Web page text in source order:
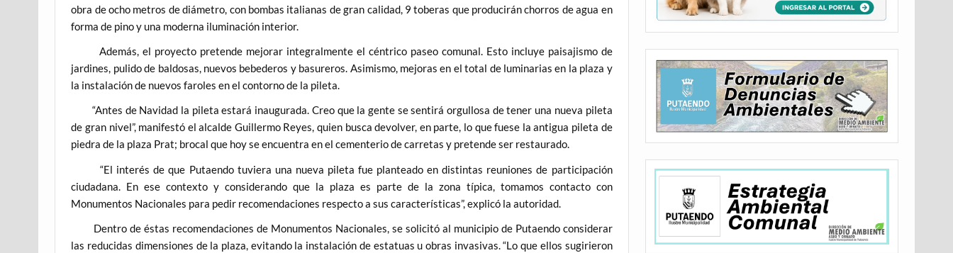
obra de ocho metros de diámetro, con bombas italianas de gran calidad, 9 toberas que producirán chorros de agua en
forma de pino y una moderna iluminación interior.
Además, el proyecto pretende mejorar integralmente el céntrico paseo comunal. Esto incluye paisajismo de
jardines, pulido de baldosas, nuevos bebederos y basureros. Asimismo, mejoras en el total de luminarias en la plaza y
la instalación de nuevos faroles en el contorno de la pileta.
“Antes de Navidad la pileta estará inaugurada. Creo que la gente se sentirá orgullosa de tener una nueva pileta
de gran nivel”, manifestó el alcalde Guillermo Reyes, quien busca devolver, en parte, lo que fuese la antigua pileta de
piedra de la plaza Prat; brocal que hoy se encuentra en el cementerio de carretas y pretende ser restaurado.
“El interés de que Putaendo tuviera una nueva pileta fue planteado en distintas reuniones de participación
ciudadana. En ese contexto y considerando que la plaza es parte de la zona típica, tomamos contacto con
Monumentos Nacionales para pedir recomendaciones respecto a sus características”, explicó la autoridad.
Dentro de éstas recomendaciones de Monumentos Nacionales, se solicitó al municipio de Putaendo considerar
las reducidas dimensiones de la plaza, evitando la instalación de estatuas u obras invasivas. “Lo que ellos sugirieron